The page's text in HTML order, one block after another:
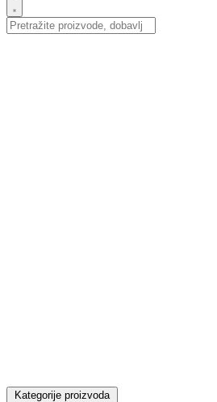
Kategorije proizvoda